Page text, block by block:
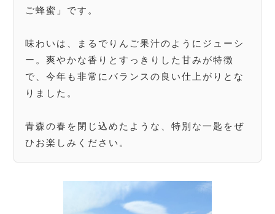
ご蜂蜜」です。
味わいは、まるでりんご果汁のようにジューシ
ー。爽やかな香りとすっきりした甘みが特徴
で、今年も非常にバランスの良い仕上がりとな
りました。
青森の春を閉じ込めたような、特別な一匙をぜ
ひお楽しみください。